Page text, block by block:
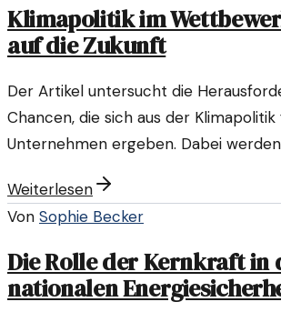
Klimapolitik im
auf die Zukunft
Der Artikel untersucht die
Chancen, die sich aus der Klimapolitik
Unternehmen ergeben. Dabei
nachhaltigen Energie analysiert.
Weiterlesen
Von Sophie Becker
Die Rolle der Kernkraft in
nationalen